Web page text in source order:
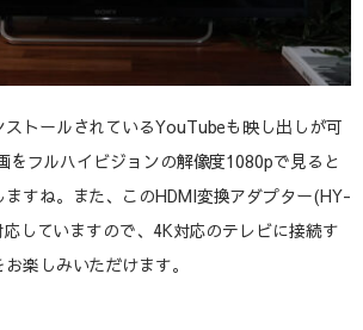
トールされているYouTubeも映し出しが可
をフルハイビジョンの解像度1080pで見ると
ますね。また、このHDMI変換アダプター(HY-
していますので、4K対応のテレビに接続す
楽しみいただけます。